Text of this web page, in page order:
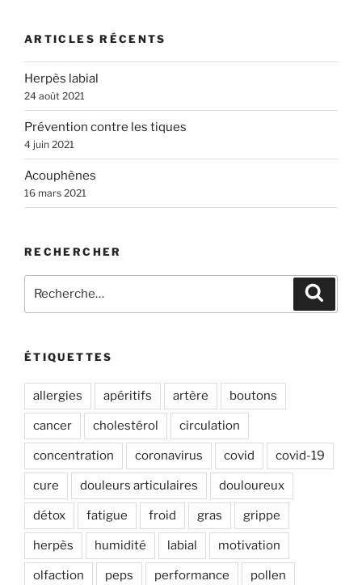
e
n
a
t
i
v
e
:
ARTICLES RÉCENTS
Herpès labial
24 août 2021
Prévention contre les tiques
4 juin 2021
Acouphènes
16 mars 2021
RECHERCHER
pour
ÉTIQUETTES
allergies apéritifs artère boutons
cancer cholestérol circulation
concentration coronavirus covid covid-19
cure douleurs articulaires douloureux
détox fatigue froid gras grippe
herpès humidité labial motivation
olfaction peps performance pollen